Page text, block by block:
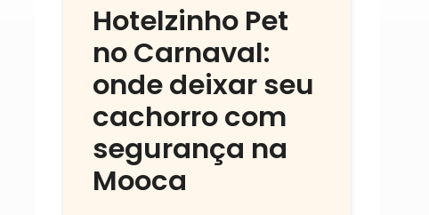
Hotelzinho Pet
no Carnaval:
onde deixar seu
cachorro com
segurança na
Mooca